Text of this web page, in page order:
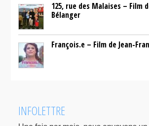
125, rue des Malaises – Film
Bélanger
François.e – Film de Jean-
INFOLETTRE